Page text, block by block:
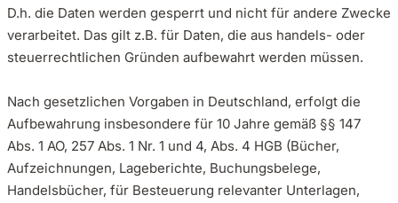
D.h. die Daten werden gesperrt und nicht für andere Zwecke
verarbeitet. Das gilt z.B. für Daten, die aus handels- oder
steuerrechtlichen Gründen aufbewahrt werden müssen.
Nach gesetzlichen Vorgaben in Deutschland, erfolgt die
Aufbewahrung insbesondere für 10 Jahre gemäß §§ 147
Abs. 1 AO, 257 Abs. 1 Nr. 1 und 4, Abs. 4 HGB (Bücher,
Aufzeichnungen, Lageberichte, Buchungsbelege,
Handelsbücher, für Besteuerung relevanter Unterlagen,